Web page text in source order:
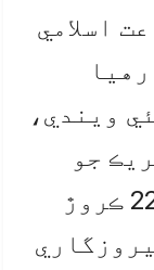
اسلامي
ويندي،
جو
مڪمل شيڊول ڏنو ويندو. هن چيو ته نااهل حڪمرانن 22 ڪروڙ